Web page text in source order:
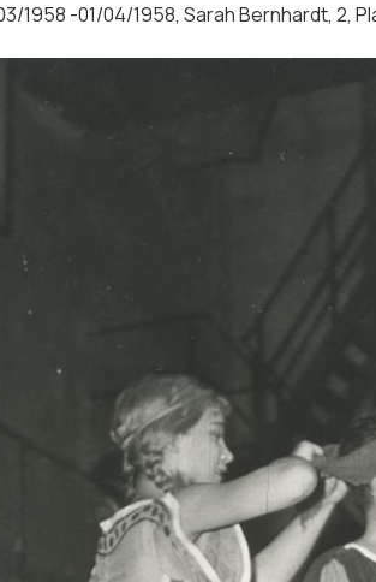
1958 -01/04/1958, Sarah Bernhardt, 2,